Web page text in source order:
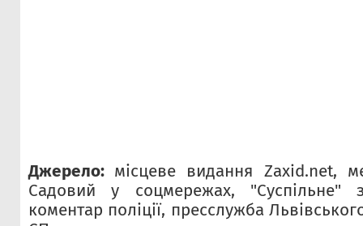
Джерело: місцеве видання Zaxid.net,
Садовий у соцмережах, "Суспільне"
коментар поліції, пресслужба